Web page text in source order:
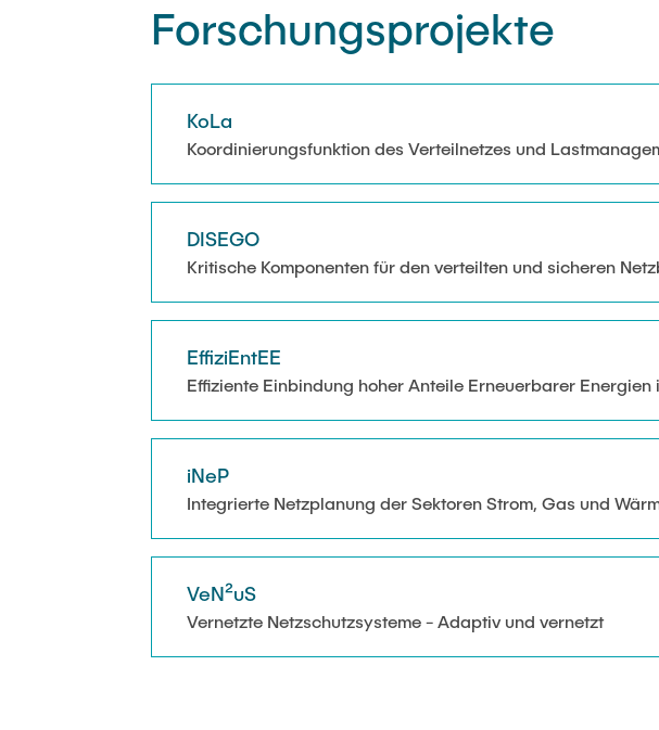
Forschungsprojekte
KoLa
Koordinierungsfunktion des Verteilnetzes und
DISEGO
Kritische Komponenten für den verteilten und sicheren
EffiziEntEE
Effiziente Einbindung hoher Anteile Erneuerbarer
iNeP
Integrierte Netzplanung der Sektoren Strom, Gas und
VeN²uS
Vernetzte Netzschutzsysteme - Adaptiv und vernetzt